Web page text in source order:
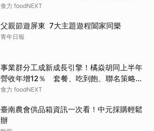
成扣分點
食力 foodNEXT
父親節遊屏東 7大主題遊程闔家同樂
青年日報
事業群分工成新成長引擎！橘焱胡同上半年
營收年增12％ 套餐、吃到飽、聯名策略帶
動新客
食力 foodNEXT
臺南農會供品箱資訊一次看！中元採購輕鬆
辦